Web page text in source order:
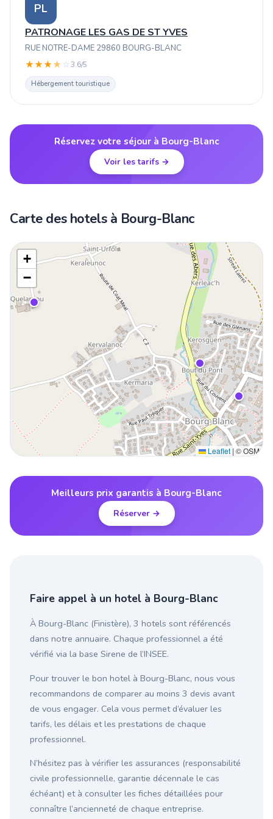
PL
PATRONAGE LES GAS DE ST YVES
RUE NOTRE-DAME 29860 BOURG-BLANC
★★★★ ☆3.6/5
Hébergement touristique
Réservez votre séjour à Bourg-Blanc
Voir les tarifs →
Carte des hotels à Bourg-Blanc
+
−
Leaflet | © OSM
Meilleurs prix garantis à Bourg-Blanc
Réserver →
Faire appel à un hotel à Bourg-Blanc
À Bourg-Blanc (Finistère), 3 hotels sont référencés
dans notre annuaire. Chaque professionnel a été
vérifié via la base Sirene de l’INSEE.
Pour trouver le bon hotel à Bourg-Blanc, nous vous
recommandons de comparer au moins 3 devis avant
de vous engager. Cela vous permet d’évaluer les
tarifs, les délais et les prestations de chaque
professionnel.
N’hésitez pas à vérifier les assurances (responsabilité
civile professionnelle, garantie décennale le cas
échéant) et à consulter les fiches détaillées pour
connaître l’ancienneté de chaque entreprise.